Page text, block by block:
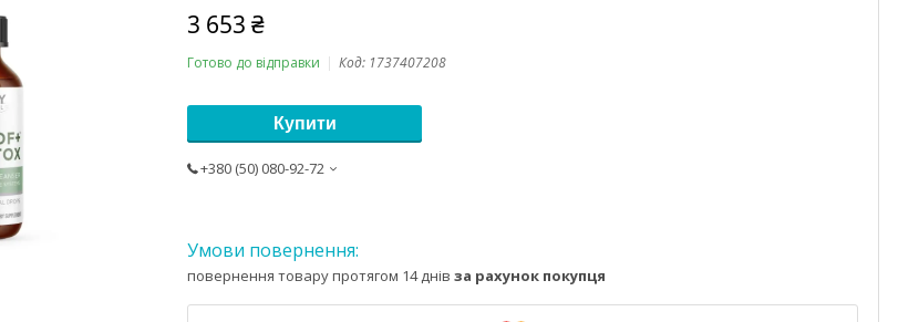
3 653 ₴
Готово до відправки Код: 1737407208
Купити
+380 (50) 080-92-72
повернення товару протягом 14 днів за рахунок покупця